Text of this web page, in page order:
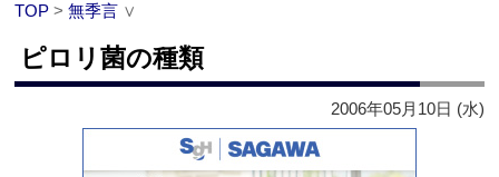
TOP >無季言 ∨
ピロリ菌の種類
2006年05月10日 (水)